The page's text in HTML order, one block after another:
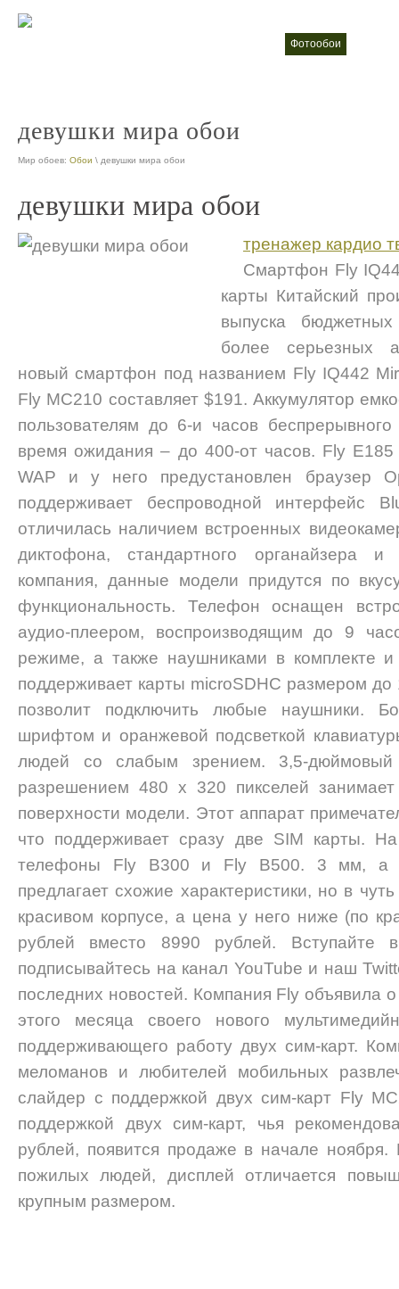
фотообои
девушки мира обои
Мир обоев: Обои \ девушки мира обои
девушки мира обои
тренажер кардио
Смартфон Fly
карты Китайский
выпуска
более серьезных
новый смартфон под названием Fly IQ442
Fly MC210 составляет $191. Аккумулятор
пользователям до 6-и часов
время ожидания – до 400-от часов. Fly E185
WAP и у него предустановлен браузер
поддерживает беспроводной интерфейс
отличилась наличием встроенных
диктофона, стандартного органайзера
компания, данные модели придутся по
функциональность. Телефон оснащен
аудио-плеером, воспроизводящим до 9
режиме, а также наушниками в комплекте
поддерживает карты microSDHC размером
позволит подключить любые наушники.
шрифтом и оранжевой подсветкой
людей со слабым зрением. 3,5-
разрешением 480 х 320 пикселей
поверхности модели. Этот аппарат
что поддерживает сразу две SIM карты.
телефоны Fly B300 и Fly B500. 3 мм, а
предлагает схожие характеристики, но в
красивом корпусе, а цена у него ниже (по
рублей вместо 8990 рублей. Вступайте
подписывайтесь на канал YouTube и наш
последних новостей. Компания Fly объявила
этого месяца своего нового
поддерживающего работу двух сим-карт.
меломанов и любителей мобильных
слайдер с поддержкой двух сим-карт Fly
поддержкой двух сим-карт, чья
рублей, появится продаже в начале
пожилых людей, дисплей отличается
крупным размером.